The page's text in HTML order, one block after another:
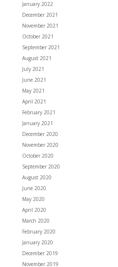
January 2022
December 2021
November 2021
October 2021
September 2021
August 2021
July 2021
June 2021
May 2021
April 2021
February 2021
January 2021
December 2020
November 2020
October 2020
September 2020
August 2020
June 2020
May 2020
April 2020
March 2020
February 2020
January 2020
December 2019
November 2019